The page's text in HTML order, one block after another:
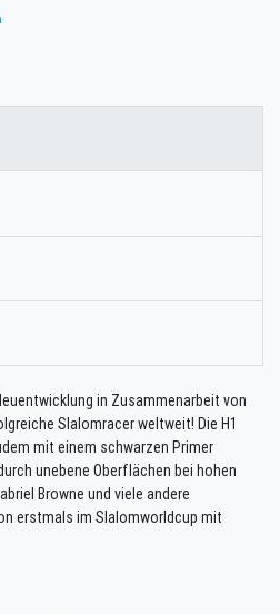
in Zusammenarbeit von
Slalomracer weltweit! Die H1
mit einem schwarzen Primer
unebene Oberflächen bei hohen
Browne und viele andere
erstmals im Slalomworldcup mit